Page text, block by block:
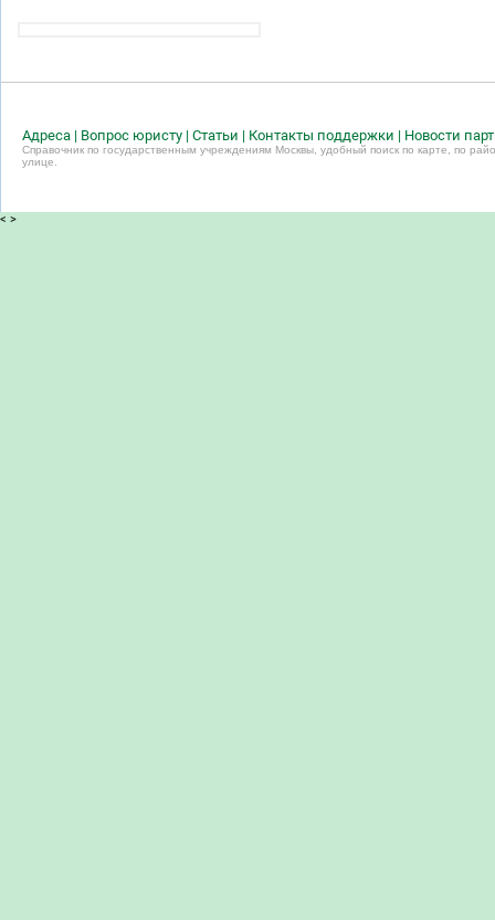
Адреса | Вопрос юристу | Статьи | Контакты поддержки | Новости
Справочник по государственным учреждениям Москвы, удобный поиск по карте, по
улице.
< >